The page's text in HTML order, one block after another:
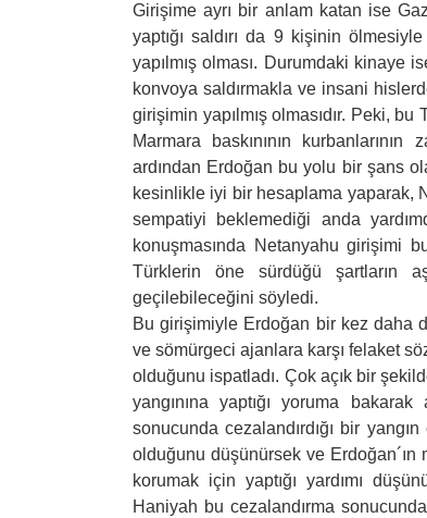
Girişime ayrı bir anlam katan ise
yaptığı saldırı da 9 kişinin
yapılmış olması. Durumdaki kinaye
konvoya saldırmakla ve insani
girişimin yapılmış olmasıdır. Peki,
Marmara baskınının
ardından Erdoğan bu yolu bir şans
kesinlikle iyi bir hesaplama yaparak,
sempatiyi beklemediği anda
konuşmasında Netanyahu girişimi
Türklerin öne sürdüğü şartların
geçilebileceğini söyledi.
Bu girişimiyle Erdoğan bir kez daha
ve sömürgeci ajanlara karşı felaket
olduğunu ispatladı. Çok açık bir
yangınına yaptığı yoruma bakarak
sonucunda cezalandırdığı bir
olduğunu düşünürsek ve Erdoğan´ın
korumak için yaptığı yardımı
Haniyah bu cezalandırma